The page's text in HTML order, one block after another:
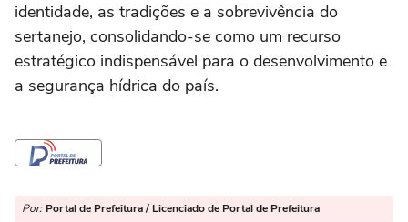
identidade, as tradições e a sobrevivência do
sertanejo, consolidando-se como um recurso
estratégico indispensável para o desenvolvimento e
a segurança hídrica do país.
Por: Portal de Prefeitura / Licenciado de Portal de Prefeitura